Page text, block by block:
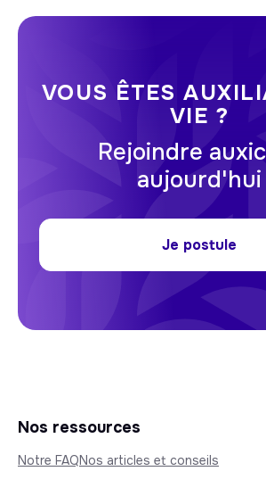
VOUS ÊTES
VIE ?
Rejoindre
aujourd'hui
Je postule
Nos ressources
Notre FAQNos articles et conseils